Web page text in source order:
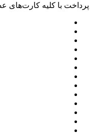
با کلیه کارت‌های عضو